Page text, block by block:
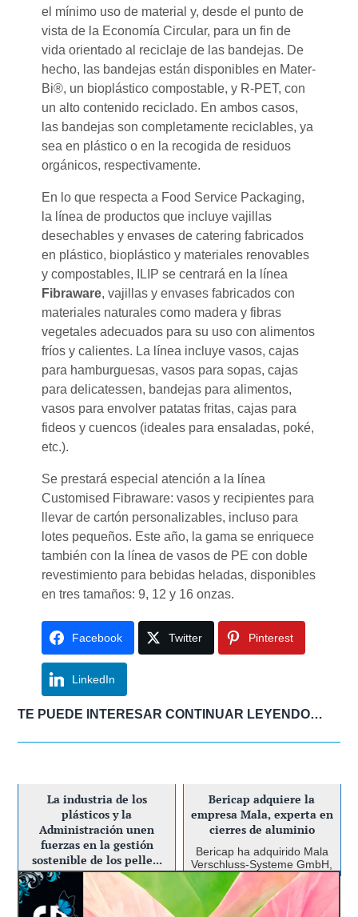
el mínimo uso de material y, desde el punto de
vista de la Economía Circular, para un fin de
vida orientado al reciclaje de las bandejas. De
hecho, las bandejas están disponibles en Mater-
Bi®, un bioplástico compostable, y R-PET, con
un alto contenido reciclado. En ambos casos,
las bandejas son completamente reciclables, ya
sea en plástico o en la recogida de residuos
orgánicos, respectivamente.
En lo que respecta a Food Service Packaging,
la línea de productos que incluye vajillas
desechables y envases de catering fabricados
en plástico, bioplástico y materiales renovables
y compostables, ILIP se centrará en la línea
Fibraware, vajillas y envases fabricados con
materiales naturales como madera y fibras
vegetales adecuados para su uso con alimentos
fríos y calientes. La línea incluye vasos, cajas
para hamburguesas, vasos para sopas, cajas
para delicatessen, bandejas para alimentos,
vasos para envolver patatas fritas, cajas para
fideos y cuencos (ideales para ensaladas, poké,
etc.).
Se prestará especial atención a la línea
Customised Fibraware: vasos y recipientes para
llevar de cartón personalizables, incluso para
lotes pequeños. Este año, la gama se enriquece
también con la línea de vasos de PE con doble
revestimiento para bebidas heladas, disponibles
en tres tamaños: 9, 12 y 16 onzas.
Facebook Twitter Pinterest
LinkedIn
TE PUEDE INTERESAR CONTINUAR LEYENDO…
La industria de los
plásticos y la
Administración unen
fuerzas en la gestión
sostenible de los pelle...
ANAIP, la asociación
española de industriales de
plásticos. y Plastics Europe,
Bericap adquiere la
empresa Mala, experta en
cierres de aluminio
Bericap ha adquirido Mala
Verschluss-Systeme GmbH,
ampliando así su cartera de
productos para incluir
cierres de aluminio. Mala es
ANAIP presenta el Sello